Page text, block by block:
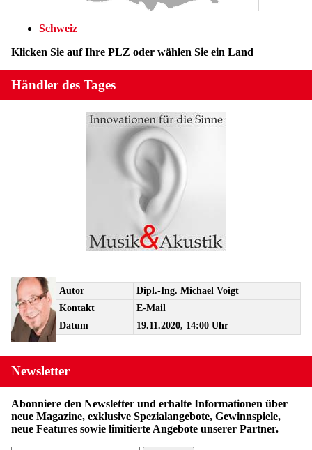
Schweiz
Klicken Sie auf Ihre PLZ oder wählen Sie ein Land
Händler des Tages
Autor
Dipl.-Ing. Michael Voigt
Kontakt
E-Mail
Datum
19.11.2020, 14:00 Uhr
Newsletter
Abonniere den Newsletter und erhalte Informationen über
neue Magazine, exklusive Spezialangebote, Gewinnspiele,
neue Features sowie limitierte Angebote unserer Partner.